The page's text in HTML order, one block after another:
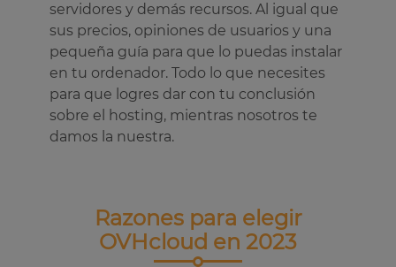
servidores y demás recursos. Al igual que
sus precios, opiniones de usuarios y una
pequeña guía para que lo puedas instalar
en tu ordenador. Todo lo que necesites
para que logres dar con tu conclusión
sobre el hosting, mientras nosotros te
damos la nuestra.
Razones para elegir
OVHcloud en 2023